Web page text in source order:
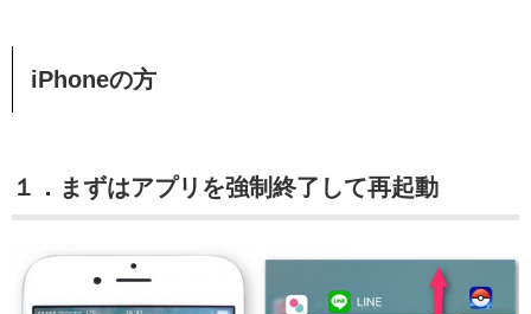
iPhoneの方
１．まずはアプリを強制終了して再起動